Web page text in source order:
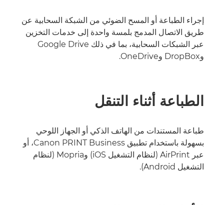
إجراء الطباعة أو المسح الضوئي من الشبكة السحابية عن
طريق الاتصال المدمج بلمسة واحدة إلى خدمات التخزين
عبر الشبكات السحابية، بما في ذلك Google Drive
وDropBox وOneDrive.
الطباعة أثناء التنقل
طباعة المستندات من الهاتف الذكي أو الجهاز اللوحي
بسهولة باستخدام تطبيق Canon PRINT Business، أو
عبر AirPrint (لنظام التشغيل iOS) وMopria (لنظام
التشغيل Android).